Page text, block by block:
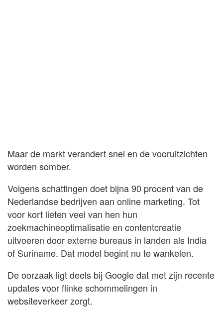
Maar de markt verandert snel en de vooruitzichten
worden somber.
Volgens schattingen doet bijna 90 procent van de
Nederlandse bedrijven aan online marketing. Tot
voor kort lieten veel van hen hun
zoekmachineoptimalisatie en contentcreatie
uitvoeren door externe bureaus in landen als India
of Suriname. Dat model begint nu te wankelen.
De oorzaak ligt deels bij Google dat met zijn recente
updates voor flinke schommelingen in
websiteverkeer zorgt.